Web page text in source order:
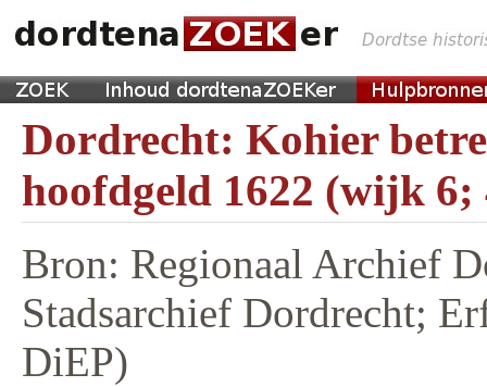
Dordrecht: Kohier
hoofdgeld 1622 (wijk 6;
Bron: Regionaal Archief
Stadsarchief Dordrecht;
DiEP)